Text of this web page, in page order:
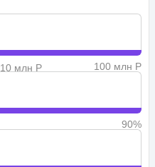
10 млн Р
100 млн Р
90%